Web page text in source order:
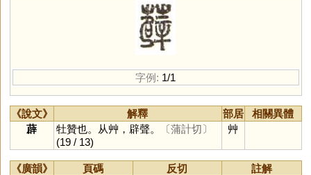
字例: 1/1
《說文》 解釋 部居
相關異體
薜
牡贊也。从艸，辟聲。
〔蒲計切〕
(19 / 13)
艸
《廣韻》 頁碼 反切
註解